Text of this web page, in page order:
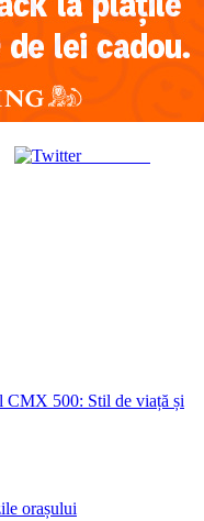
Post on X
CMX 500: Stil de viață și
orașului